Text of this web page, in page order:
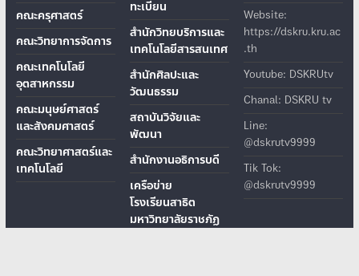
คณะครุศาสตร์
คณะวิทยาการจัดการ
คณะเทคโนโลยี
อุตสาหกรรม
คณะมนุษย์ศาสตร์
และสังคมศาสตร์
คณะวิทยาศาสตร์และ
เทคโนโลยี
ทะเบียน
สำนักวิทยบริการและ
เทคโนโลยีสารสนเทศ
สำนักศิลปะและ
วัฒนธรรม
สถาบันวิจัยและ
พัฒนา
สำนักงานอธิการบดี
เครือข่าย
โรงเรียนสาธิต
มหาวิทยาลัยราชภัฏ
Website:
https://dskru.kru.ac
.th
Youtube: DSKRUtv
Chanal: DSKRU tv
Line:
@dskrutv9999
Tik Tok:
@dskrutv9999